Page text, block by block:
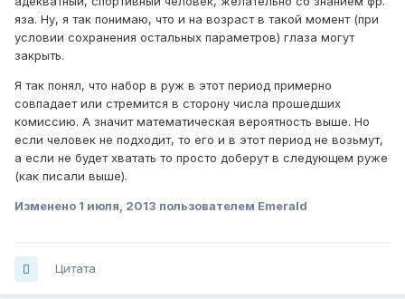
яза. Ну, я так понимаю, что и на возраст в такой момент (при
условии сохранения остальных параметров) глаза могут
закрыть.
Я так понял, что набор в руж в этот период примерно
совпадает или стремится в сторону числа прошедших
комиссию. А значит математическая вероятность выше. Но
если человек не подходит, то его и в этот период не возьмут,
а если не будет хватать то просто доберут в следующем руже
(как писали выше).
Изменено 1 июля, 2013 пользователем Emerald
Цитата